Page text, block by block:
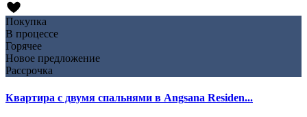
Покупка
В процессе
Горячее
Новое предложение
Рассрочка
Квартира с двумя спальнями в Angsana Residen...